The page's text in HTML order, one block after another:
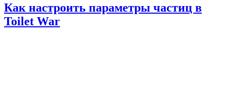
Как настроить параметры частиц в
Toilet War